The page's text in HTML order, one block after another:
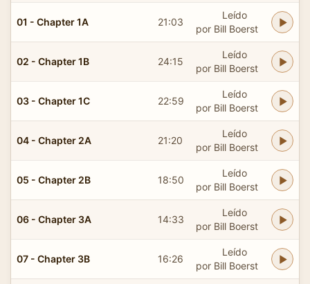
01 - Chapter 1A 21:03
Leído
por Bill Boerst
02 - Chapter 1B 24:15
Leído
por Bill Boerst
03 - Chapter 1C 22:59
Leído
por Bill Boerst
04 - Chapter 2A 21:20
Leído
por Bill Boerst
05 - Chapter 2B 18:50
Leído
por Bill Boerst
06 - Chapter 3A 14:33
Leído
por Bill Boerst
07 - Chapter 3B 16:26
Leído
por Bill Boerst